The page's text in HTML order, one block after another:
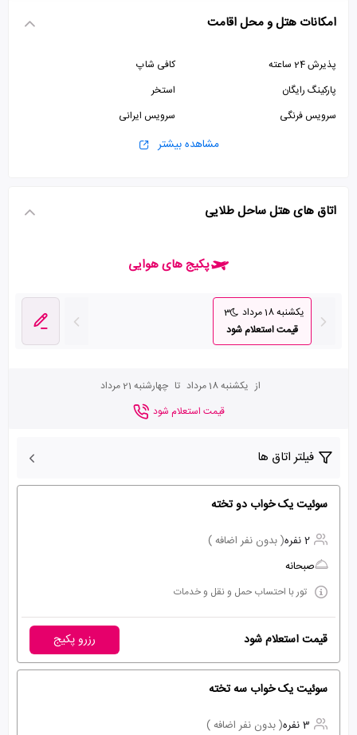
امکانات هتل و محل اقامت
پذیرش 24 ساعته
کافی شاپ
پارکینگ رایگان
استخر
سرویس فرنگی
سرویس ایرانی
مشاهده بیشتر
اتاق های هتل ساحل طلایی
پکیج های هوایی
یکشنبه 18 مرداد
3
قیمت استعلام شود
از یکشنبه 18 مرداد تا چهارشنبه 21 مرداد
قیمت استعلام شود
فیلتر اتاق ها
سوئیت یک خواب دو تخته
2 نفره
( بدون نفر اضافه )
صبحانه
تور با احتساب حمل و نقل و خدمات
قیمت استعلام شود رزرو پکیج
سوئیت یک خواب سه تخته
3 نفره
( بدون نفر اضافه )